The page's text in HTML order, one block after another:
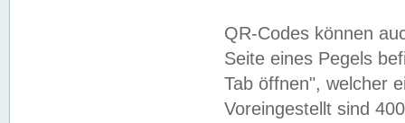
QR-Codes können
Seite eines Pegels
Tab öffnen", welcher
Voreingestellt sind